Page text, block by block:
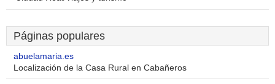
Páginas populares
abuelamaria.es
Localización de la Casa Rural en Cabañeros